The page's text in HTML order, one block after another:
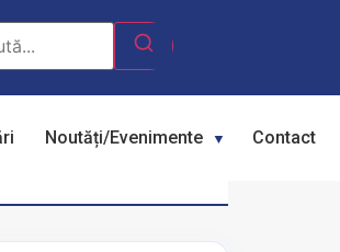
Noutăți/Evenimente Contact